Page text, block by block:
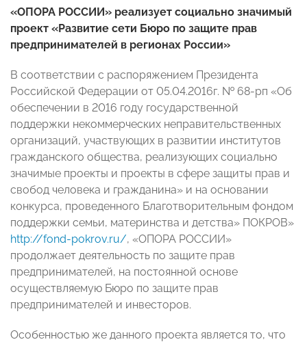
«ОПОРА РОССИИ» реализует социально значимый
проект «Развитие сети Бюро по защите прав
предпринимателей в регионах России»
В соответствии с распоряжением Президента
Pоссийской Федерации от 05.04.2016г. № 68-рп «Об
обеспечении в 2016 году государственной
поддержки некоммерческих неправительственных
организаций, участвующих в развитии институтов
гражданского общества, реализующих социально
значимые проекты и проекты в сфере защиты прав и
свобод человека и гражданина» и на основании
конкурса, проведенного Благотворительным фондом
поддержки семьи, материнства и детства» ПОКРОВ»
http://fond-pokrov.ru/, «ОПОРА РОССИИ»
продолжает деятельность по защите прав
предпринимателей, на постоянной основе
осуществляемую Бюро по защите прав
предпринимателей и инвесторов.
Особенностью же данного проекта является то, что